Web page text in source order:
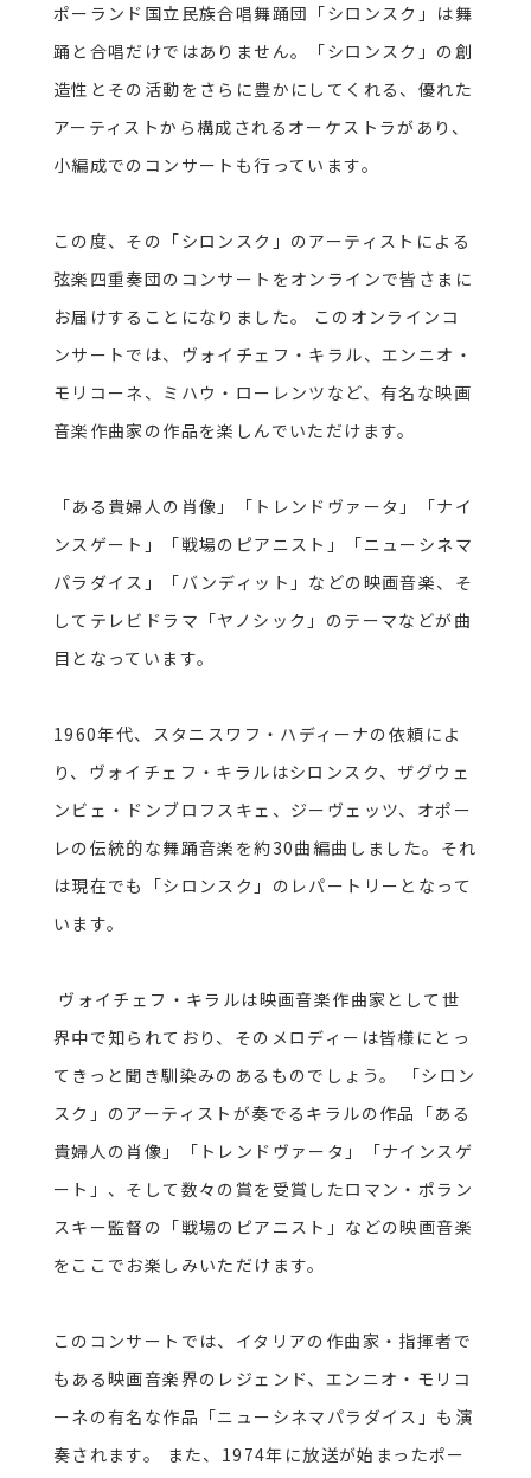
ポーランド国立民族合唱舞踊団「シロンスク」は舞
踊と合唱だけではありません。「シロンスク」の創
造性とその活動をさらに豊かにしてくれる、優れた
アーティストから構成されるオーケストラがあり、
小編成でのコンサートも行っています。
この度、その「シロンスク」のアーティストによる
弦楽四重奏団のコンサートをオンラインで皆さまに
お届けすることになりました。
このオンラインコ
ンサートでは、ヴォイチェフ・キラル、エンニオ・
モリコーネ、ミハウ・ローレンツなど、有名な映画
音楽作曲家の作品を楽しんでいただけます。
「ある貴婦人の肖像」「トレンドヴァータ」「ナイ
ンスゲート」「戦場のピアニスト」「ニューシネマ
パラダイス」「バンディット」などの映画音楽、そ
してテレビドラマ「ヤノシック」のテーマなどが曲
目となっています。
1960年代、スタニスワフ・ハディーナの依頼によ
り、ヴォイチェフ・キラルはシロンスク、ザグウェ
ンビェ・ドンブロフスキェ、ジーヴェッツ、オポー
レの伝統的な舞踊音楽を約30曲編曲しました。それ
は現在でも「シロンスク」のレパートリーとなって
います。
ヴォイチェフ・キラルは映画音楽作曲家として世
界中で知られており、そのメロディーは皆様にとっ
てきっと聞き馴染みのあるものでしょう。
「シロン
スク」のアーティストが奏でるキラルの作品「ある
貴婦人の肖像」「トレンドヴァータ」「ナインスゲ
ート」、そして数々の賞を受賞したロマン・ポラン
スキー監督の「戦場のピアニスト」などの映画音楽
をここでお楽しみいただけます。
このコンサートでは、イタリアの作曲家・指揮者で
もある映画音楽界のレジェンド、エンニオ・モリコ
ーネの有名な作品「ニューシネマパラダイス」も演
奏されます。
また、 1974年に放送が始まったポー